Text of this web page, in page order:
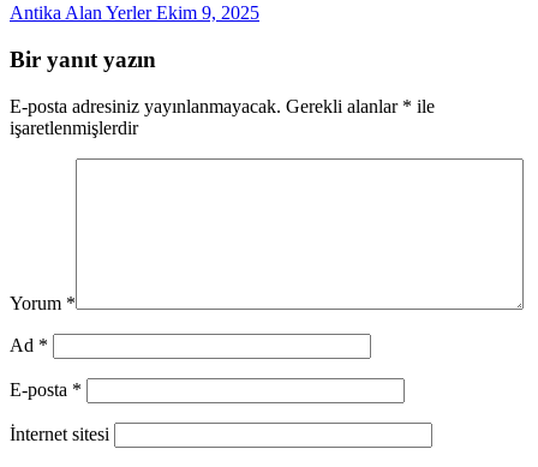
Antika Alan Yerler Ekim 9, 2025
Bir yanıt yazın
E-posta adresiniz yayınlanmayacak. Gerekli alanlar * ile
işaretlenmişlerdir
Yorum *
Ad *
E-posta *
İnternet sitesi